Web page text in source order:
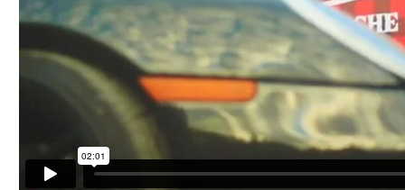
À PROPOS
CONTACT
INSCRIPTION